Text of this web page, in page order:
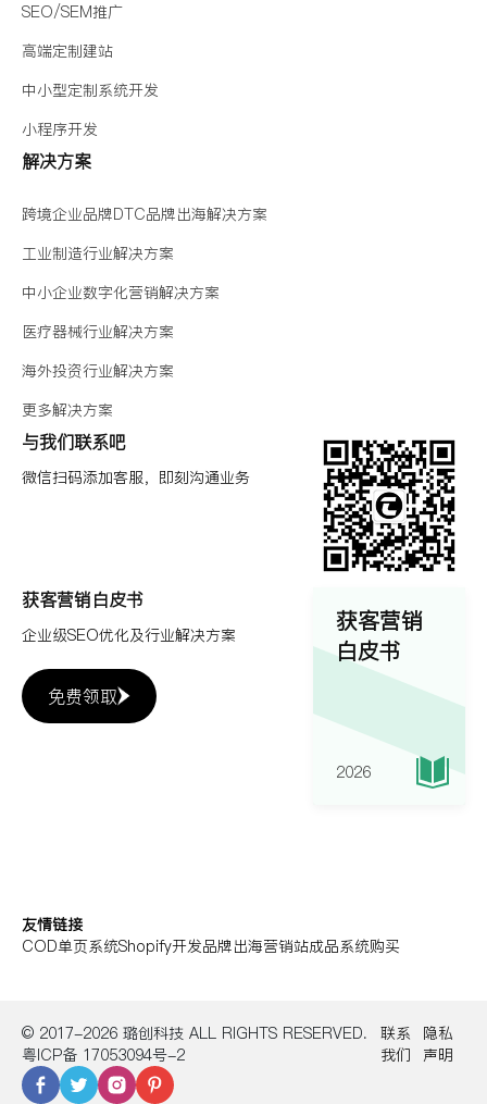
SEO/SEM推广
高端定制建站
中小型定制系统开发
小程序开发
解决方案
跨境企业品牌DTC品牌出海解决方案
工业制造行业解决方案
中小企业数字化营销解决方案
医疗器械行业解决方案
海外投资行业解决方案
更多解决方案
与我们联系吧
微信扫码添加客服，即刻沟通业务
获客营销白皮书
企业级SEO优化及行业解决方案
免费领取
获客营销
白皮书
2026
友情链接
COD单页系统Shopify开发品牌出海营销站成品系统购买
© 2017-2026 璐创科技 ALL RIGHTS RESERVED.
粤ICP备 17053094号-2
联系
我们
隐私
声明